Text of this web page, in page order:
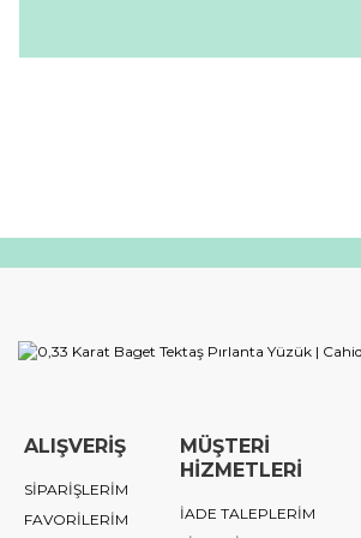
ALIŞVERİŞ
SİPARİŞLERİM
FAVORİLERİM
MÜŞTERİ
HİZMETLERİ
İADE TALEPLERİM